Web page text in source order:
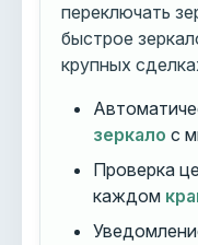
переключать
быстрое
крупных
зеркало с
Проверка
каждом